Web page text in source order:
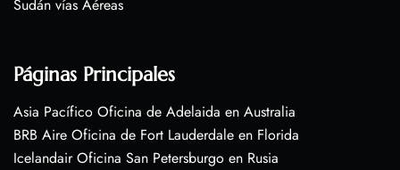
Sudán vías Aéreas
Páginas Principales
Asia Pacífico Oficina de Adelaida en Australia
BRB Aire Oficina de Fort Lauderdale en Florida
Icelandair Oficina San Petersburgo en Rusia